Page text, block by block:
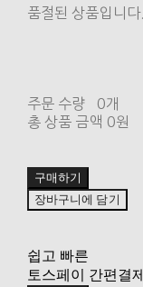
품절된 상품입니다.
주문 수량
0개
총 상품 금액 0원
구매하기
장바구니에 담기
쉽고 빠른
토스페이 간편결제